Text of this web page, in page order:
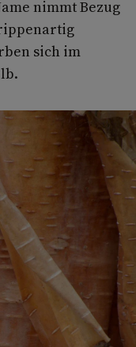
nimmt Bezug
sich im